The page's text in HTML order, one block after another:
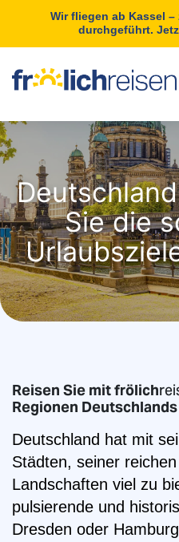
Wir fliegen ab Kassel
durchgeführt.
Sie die
Reisen Sie mit frölich
Regionen Deutschlands
Deutschland hat mit
Städten, seiner
Landschaften viel zu
pulsierende und
Dresden oder